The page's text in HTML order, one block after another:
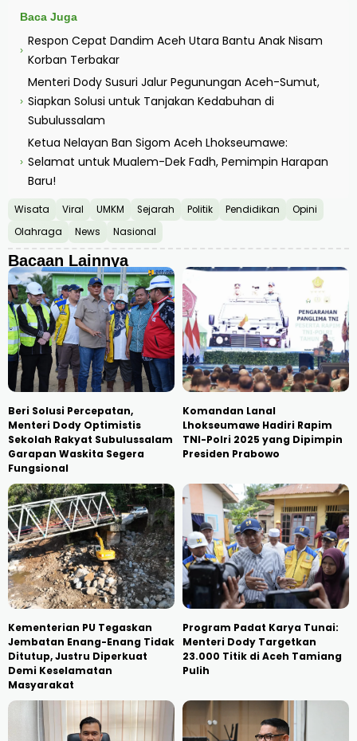
Baca Juga
›
Respon Cepat Dandim Aceh Utara Bantu Anak Nisam
Korban Terbakar
›
Menteri Dody Susuri Jalur Pegunungan Aceh-Sumut,
Siapkan Solusi untuk Tanjakan Kedabuhan di
Subulussalam
›
Ketua Nelayan Ban Sigom Aceh Lhokseumawe:
Selamat untuk Mualem-Dek Fadh, Pemimpin Harapan
Baru!
Wisata Viral UMKM Sejarah Politik Pendidikan
Opini
Olahraga
News Nasional
Bacaan Lainnya
Beri Solusi Percepatan,
Menteri Dody Optimistis
Sekolah Rakyat Subulussalam
Garapan Waskita Segera
Fungsional
Komandan Lanal
Lhokseumawe Hadiri Rapim
TNI-Polri 2025 yang Dipimpin
Presiden Prabowo
Kementerian PU Tegaskan
Jembatan Enang-Enang Tidak
Ditutup, Justru Diperkuat
Demi Keselamatan
Masyarakat
Program Padat Karya Tunai:
Menteri Dody Targetkan
23.000 Titik di Aceh Tamiang
Pulih